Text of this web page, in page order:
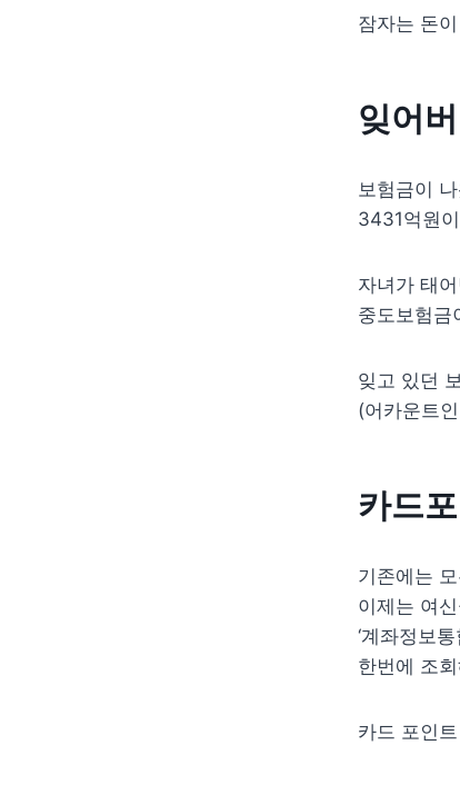
잠자는 돈
잊어
보험금이
3431억원
자녀가 태
중도보험금
잊고 있던
(어카운트
카드
기존에는
이제는 여
‘계좌정보
한번에 조
카드 포인